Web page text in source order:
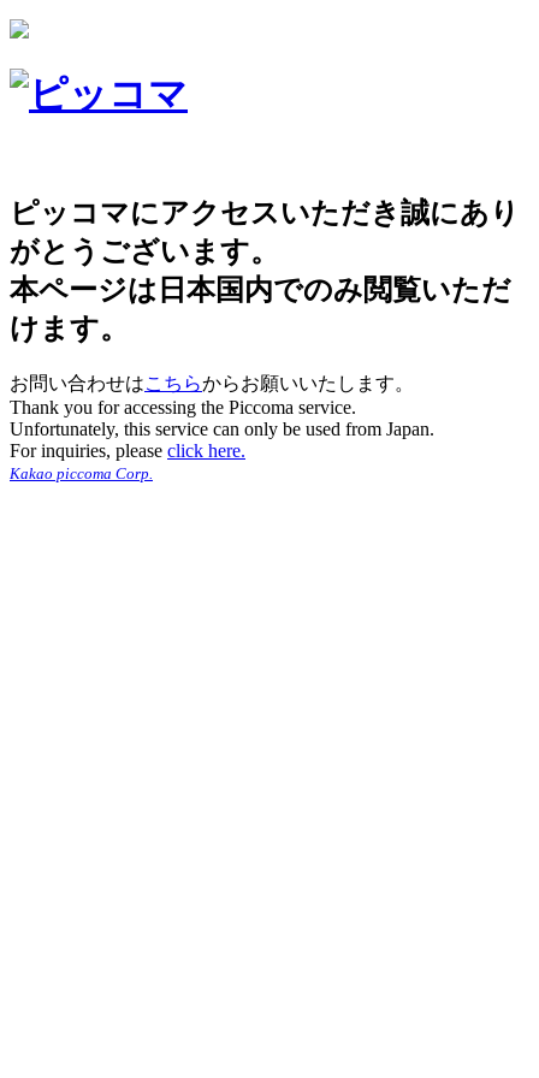
ピッコマにアクセスいただき誠にあり
がとうございます。
本ページは日本国内でのみ閲覧いただ
けます。
お問い合わせはこちらからお願いいたします。
Thank you for accessing the Piccoma service.
Unfortunately, this service can only be used from Japan.
For inquiries, please click here.
Kakao piccoma Corp.